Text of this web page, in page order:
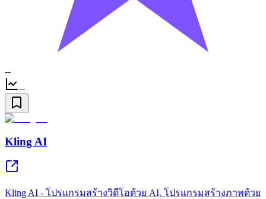
--
--
Kling AI
Kling AI - โปรแกรมสร้างวิดีโอด้วย AI, โปรแกรมสร้างภาพด้วย